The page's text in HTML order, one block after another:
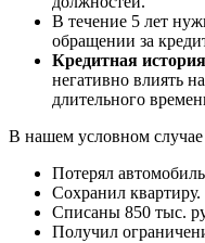
В течение 5 лет
обращении за
Кредитная история
негативно влиять
длительного
В нашем условном
Потерял
Сохранил квартиру.
Списаны 850 тыс.
Получил